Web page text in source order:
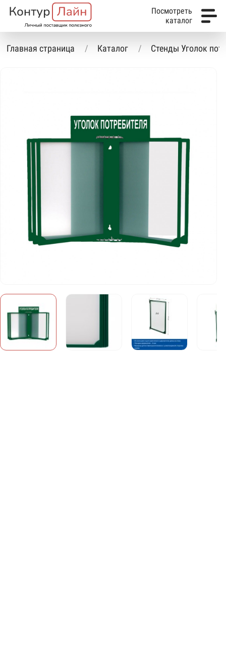
Посмотреть
каталог
Главная страница Каталог Стенды Уголок